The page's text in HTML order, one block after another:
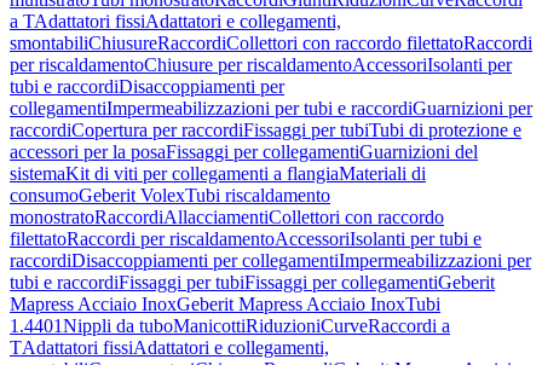
a TAdattatori fissiAdattatori e collegamenti,
smontabiliChiusureRaccordiCollettori con raccordo filettatoRaccordi
per riscaldamentoChiusure per riscaldamentoAccessoriIsolanti per
tubi e raccordiDisaccoppiamenti per
collegamentiImpermeabilizzazioni per tubi e raccordiGuarnizioni per
raccordiCopertura per raccordiFissaggi per tubiTubi di protezione e
accessori per la posaFissaggi per collegamentiGuarnizioni del
sistemaKit di viti per collegamenti a flangiaMateriali di
consumoGeberit VolexTubi riscaldamento
monostratoRaccordiAllacciamentiCollettori con raccordo
filettatoRaccordi per riscaldamentoAccessoriIsolanti per tubi e
raccordiDisaccoppiamenti per collegamentiImpermeabilizzazioni per
tubi e raccordiFissaggi per tubiFissaggi per collegamentiGeberit
Mapress Acciaio InoxGeberit Mapress Acciaio InoxTubi
1.4401Nippli da tuboManicottiRiduzioniCurveRaccordi a
TAdattatori fissiAdattatori e collegamenti,